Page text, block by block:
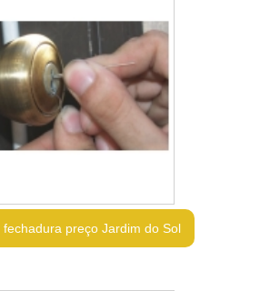
preço Jardim do Sol